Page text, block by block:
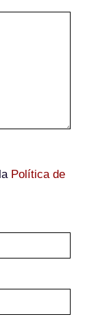
Política de